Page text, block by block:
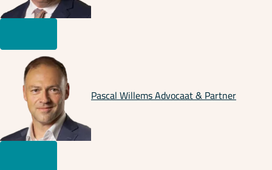
Pascal WillemsAdvocaat & Partner